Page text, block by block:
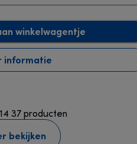
winkelwagentje
informatie
37 producten
bekijken